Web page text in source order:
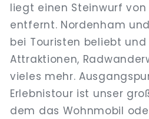
liegt einen Steinwurf von
entfernt. Nordenham
bei Touristen beliebt
Attraktionen,
vieles mehr.
Erlebnistour ist unser
dem das Wohnmobil